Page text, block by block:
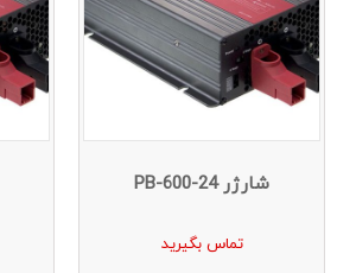
شارژر PB-600-24
تماس بگیرید